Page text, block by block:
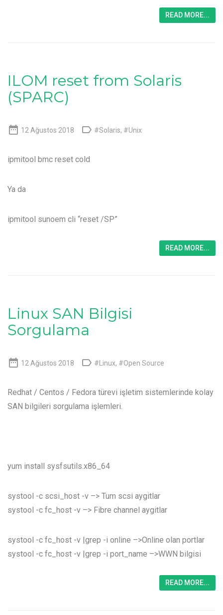
READ MORE...
ILOM reset from Solaris
(SPARC)
 12 Ağustos 2018  #Solaris, #Unix
ipmitool bmc reset cold
Ya da
ipmitool sunoem cli “reset /SP”
READ MORE...
Linux SAN Bilgisi
Sorgulama
 12 Ağustos 2018  #Linux, #Open Source
Redhat / Centos / Fedora türevi işletim sistemlerinde kolay
SAN bilgileri sorgulama işlemleri.
yum install sysfsutils.x86_64
systool -c scsi_host -v –> Tum scsi aygitlar
systool -c fc_host -v –> Fibre channel aygitlar
systool -c fc_host -v |grep -i online –>Online olan portlar
systool -c fc_host -v |grep -i port_name –>WWN bilgisi
READ MORE...